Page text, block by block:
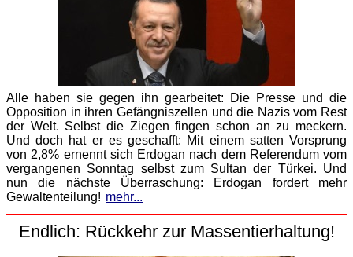
Alle haben sie gegen ihn gearbeitet: Die Presse und die
Opposition in ihren Gefängniszellen und die Nazis vom Rest
der Welt. Selbst die Ziegen fingen schon an zu meckern.
Und doch hat er es geschafft: Mit einem satten Vorsprung
von 2,8% ernennt sich Erdogan nach dem Referendum vom
vergangenen Sonntag selbst zum Sultan der Türkei. Und
nun die nächste Überraschung: Erdogan fordert mehr
Gewaltenteilung! mehr...
Endlich: Rückkehr zur Massentierhaltung!